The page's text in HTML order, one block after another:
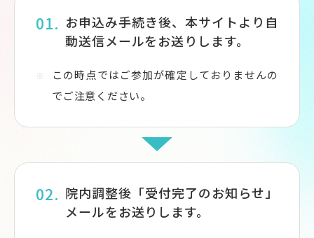
お申込み手続き後、本サイトより自
動送信メールをお送りします。
この時点ではご参加が確定しておりませんの
でご注意ください。
院内調整後「受付完了のお知らせ」
メールをお送りします。